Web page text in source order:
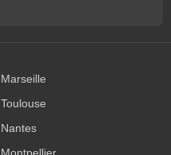
Marseille
Toulouse
Nantes